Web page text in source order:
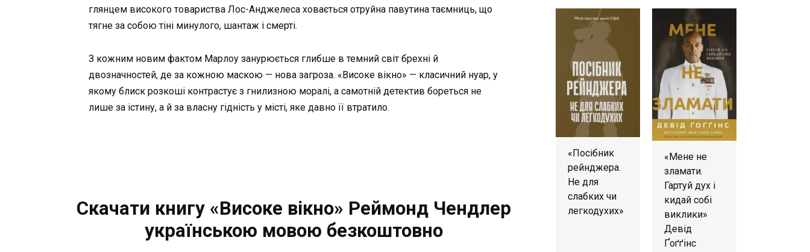
глянцем високого товариства Лос-Анджелеса ховається отруйна павутина таємниць, що
тягне за собою тіні минулого, шантаж і смерті.
З кожним новим фактом Марлоу занурюється глибше в темний світ брехні й
двозначностей, де за кожною маскою — нова загроза. «Високе вікно» — класичний нуар, у
якому блиск розкоші контрастує з гнилизною моралі, а самотній детектив бореться не
лише за істину, а й за власну гідність у місті, яке давно її втратило.
Скачати книгу «Високе вікно» Реймонд Чендлер
українською мовою безкоштовно
«Посібник
рейнджера.
Не для
слабких чи
легкодухих»
«Мене не
зламати.
Гартуй дух і
кидай собі
виклики»
Девід
Ґоґґінс